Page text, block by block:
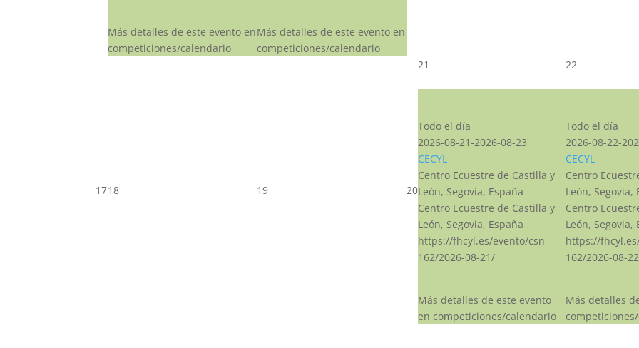
Más detalles de este evento en
competiciones/calendario
Más detalles de este evento en
competiciones/calendario
1718 19 20
21
Todo el día
2026-08-21-2026-08-23
CECYL
Centro Ecuestre de Castilla y
León, Segovia, España
Centro Ecuestre de Castilla y
León, Segovia, España
https://fhcyl.es/evento/csn-
162/2026-08-21/
Más detalles de este evento
en competiciones/calendario
22
Todo el día
2026-08-22-
CECYL
Centro
León, Segovia,
Centro
León, Segovia,
https://
162/2026-08-
Más detalles